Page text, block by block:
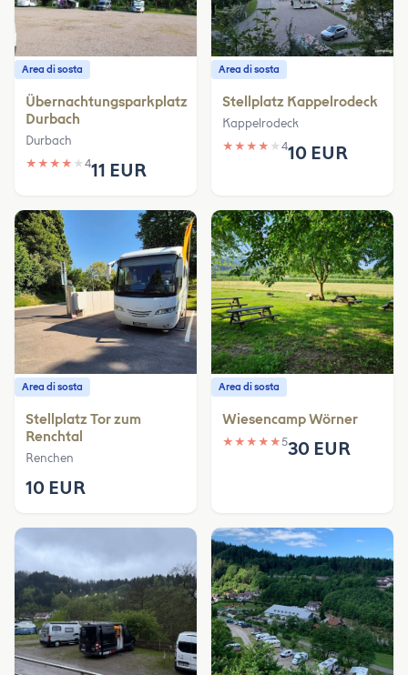
Area di sosta
Übernachtungsparkplatz
Durbach
Durbach
★ ★ ★ ★ ★ 411 EUR
Area di sosta
Stellplatz Kappelrodeck
Kappelrodeck
★ ★ ★ ★ ★ 410 EUR
Area di sosta
Stellplatz Tor zum
Renchtal
Renchen
10 EUR
Area di sosta
Wiesencamp Wörner
★ ★ ★ ★ ★530 EUR